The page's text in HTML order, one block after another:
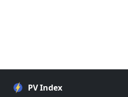
PV Index